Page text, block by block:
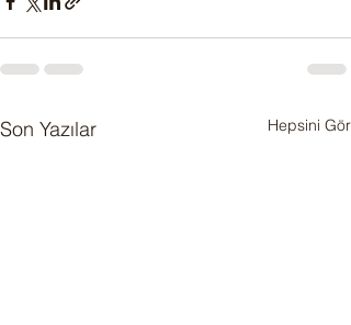
Son Yazılar Hepsini Gör